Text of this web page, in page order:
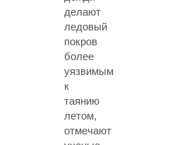
делают
ледовый
покров
более
уязвимым
к
таянию
летом,
отмечают